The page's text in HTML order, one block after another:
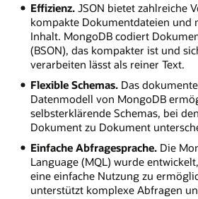
Effizienz.JSON bietet zahlreiche
kompakte Dokumentdateien und
Inhalt. MongoDB codiert
(BSON), das kompakter ist und
verarbeiten lässt als reiner Text.
Flexible Schemas.Das
Datenmodell von MongoDB
selbsterklärende Schemas, bei
Dokument zu Dokument
Einfache Abfragesprache.Die
Language (MQL) wurde
eine einfache Nutzung zu
unterstützt komplexe Abfragen